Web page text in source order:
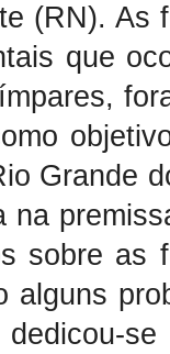
(RN). As
que
Grande
na
sobre as
alguns